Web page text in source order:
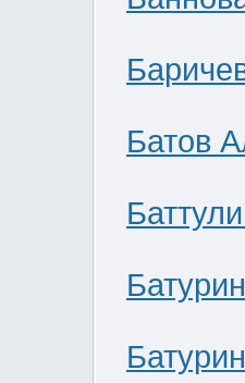
Батов